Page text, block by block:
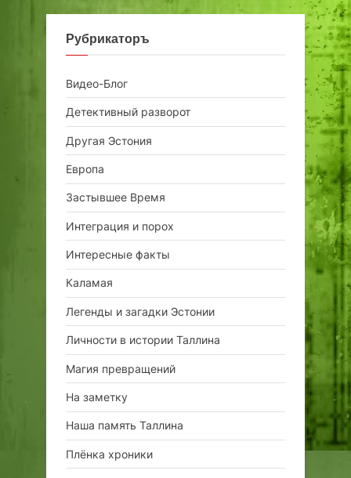
Рубрикаторъ
Видео-Блог
Детективный разворот
Другая Эстония
Европа
Застывшее Время
Интеграция и порох
Интересные факты
Каламая
Легенды и загадки Эстонии
Личности в истории Таллина
Магия превращений
На заметку
Наша память Таллина
Плёнка хроники